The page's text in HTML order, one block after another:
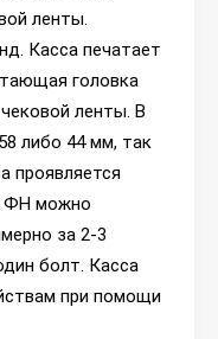
ленты.
Касса печатает
головка
ленты. В
либо 44 мм, так
проявляется
ФН можно
за 2-3
болт. Касса
при помощи